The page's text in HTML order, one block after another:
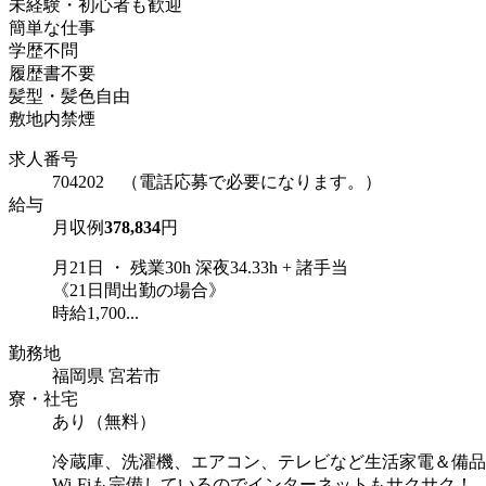
未経験・初心者も歓迎
簡単な仕事
学歴不問
履歴書不要
髪型・髪色自由
敷地内禁煙
求人番号
704202 （電話応募で必要になります。）
給与
月収例378,834円
月21日 ・ 残業30h 深夜34.33h + 諸手当
《21日間出勤の場合》
時給1,700...
勤務地
福岡県 宮若市
寮・社宅
あり（無料）
冷蔵庫、洗濯機、エアコン、テレビなど生活家電＆備